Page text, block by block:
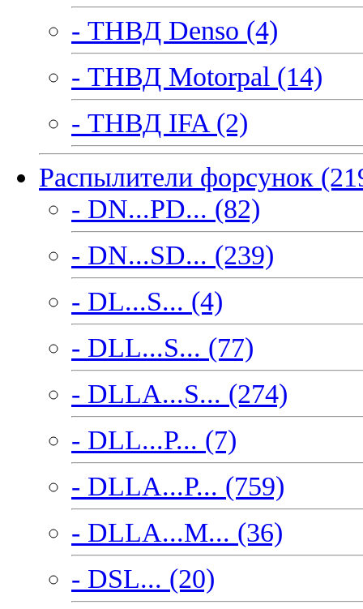
- ТНВД Denso (4)
- ТНВД Motorpal (14)
- ТНВД IFA (2)
Распылители форсунок
- DN...PD... (82)
- DN...SD... (239)
- DL...S... (4)
- DLL...S... (77)
- DLLA...S... (274)
- DLL...P... (7)
- DLLA...P... (759)
- DLLA...M... (36)
- DSL... (20)